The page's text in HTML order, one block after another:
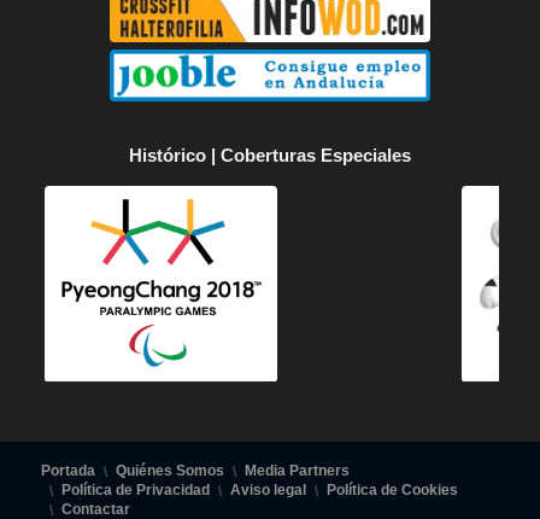
Histórico | Coberturas Especiales
Portada Quiénes Somos
Media Partners
Política de Privacidad
Aviso legal
Política de Cookies
Contactar